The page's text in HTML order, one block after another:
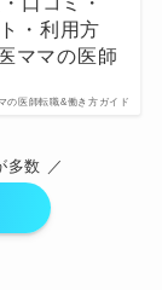
の医師転職&働き方ガイド
・利用方
ママの医師
多数 ／